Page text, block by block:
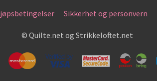
Sikkerhet og personvern
© Quilte.net og Strikkeloftet.net